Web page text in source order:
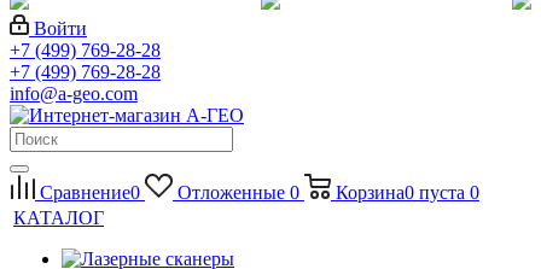
Войти
+7 (499) 769-28-28
+7 (499) 769-28-28
info@a-geo.com
Сравнение0 Отложенные 0 Корзина0 пуста 0
КАТАЛОГ